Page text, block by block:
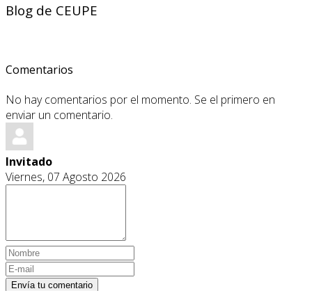
Blog de CEUPE
Comentarios
No hay comentarios por el momento. Se el primero en
enviar un comentario.
Invitado
Viernes, 07 Agosto 2026
Envía tu comentario